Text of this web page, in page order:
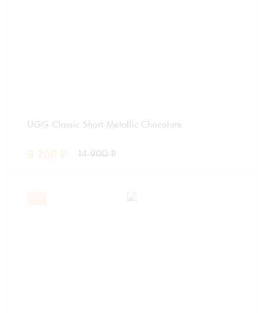
UGG Classic Short Metallic Chocolate
9 200 ₽ 14 900₽